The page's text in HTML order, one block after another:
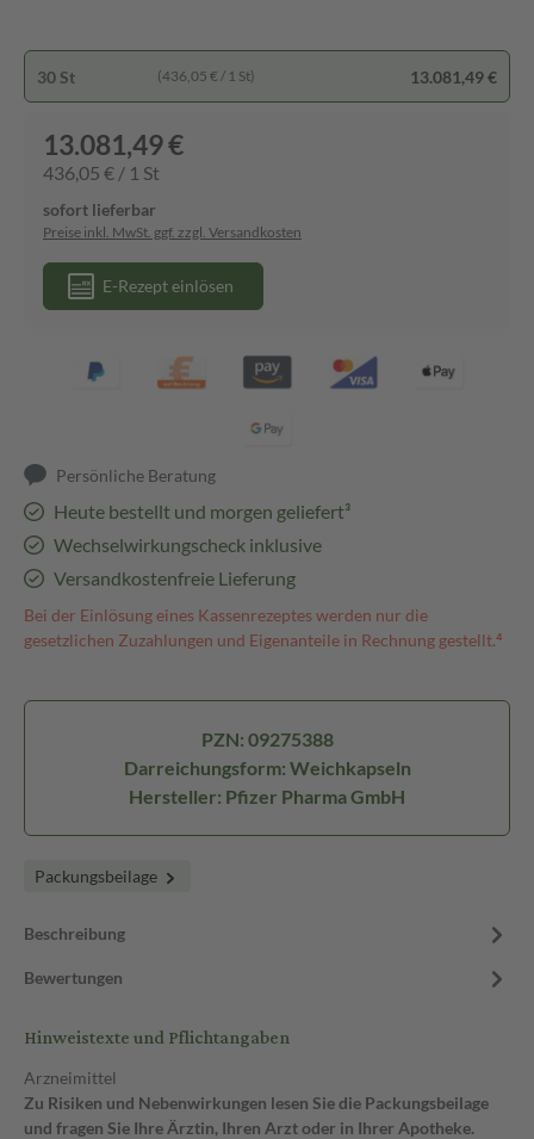
30 St (436,05 € / 1 St) 13.081,49 €
13.081,49 €
436,05 € / 1 St
sofort lieferbar
Preise inkl. MwSt. ggf. zzgl. Versandkosten
E-Rezept einlösen
Persönliche Beratung
Heute bestellt und morgen geliefert³
Wechselwirkungscheck inklusive
Versandkostenfreie Lieferung
Bei der Einlösung eines Kassenrezeptes werden nur die
gesetzlichen Zuzahlungen und Eigenanteile in Rechnung gestellt.⁴
PZN: 09275388
Darreichungsform: Weichkapseln
Hersteller: Pfizer Pharma GmbH
Packungsbeilage
Beschreibung
Bewertungen
Hinweistexte und Pflichtangaben
Arzneimittel
Zu Risiken und Nebenwirkungen lesen Sie die Packungsbeilage
und fragen Sie Ihre Ärztin, Ihren Arzt oder in Ihrer Apotheke.